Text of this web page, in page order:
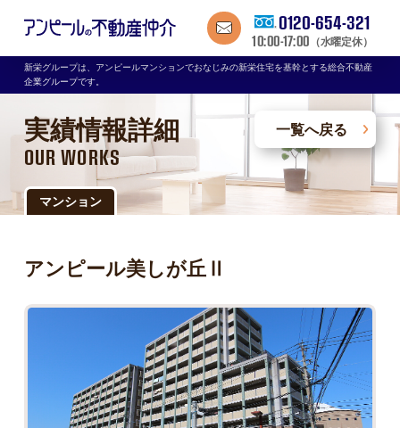
0120-654-321
10:00-17:00 （水曜定休）
新栄グループは、アンピールマンションでおなじみの新栄住宅を基幹とする総合不動産
企業グループです。
実績情報詳細
OUR WORKS
一覧へ戻る
マンション
アンピール美しが丘Ⅱ